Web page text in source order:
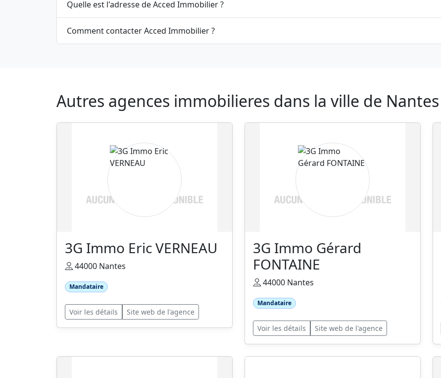
Quelle est l'adresse de Acced Immobilier ?
Comment contacter Acced Immobilier ?
Autres agences immobilieres dans la ville de Nantes
3G Immo Eric VERNEAU
44000 Nantes
Mandataire
Voir les détails Site web de l'agence
3G Immo Gérard
FONTAINE
44000 Nantes
Mandataire
Voir les détails Site web de l'agence